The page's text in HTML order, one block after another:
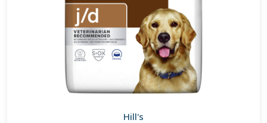
Hill's